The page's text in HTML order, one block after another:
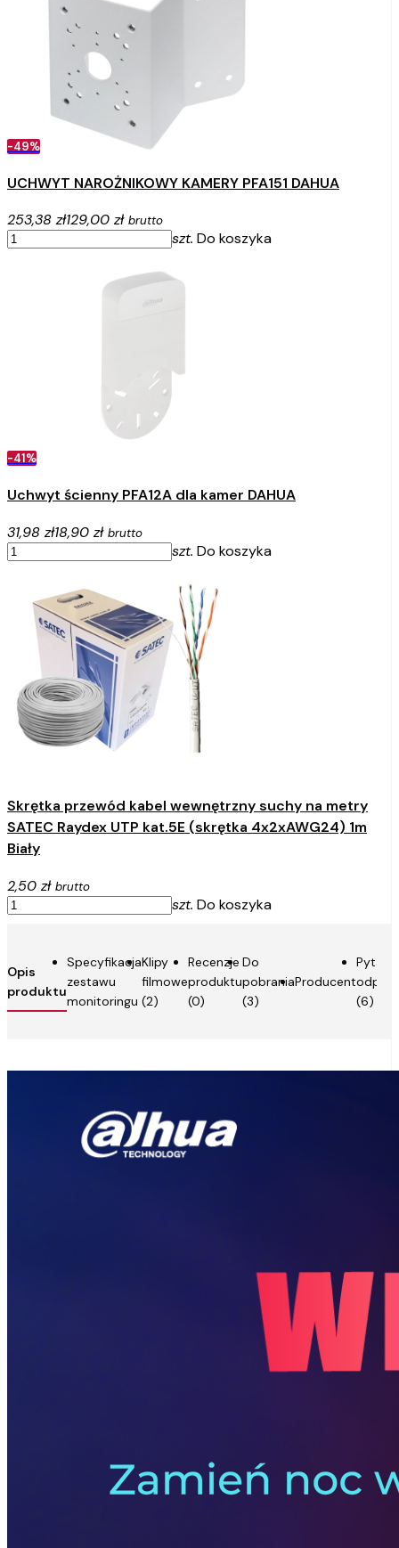
-49%
UCHWYT NAROŻNIKOWY KAMERY PFA151 DAHUA
253,38 zł129,00 zł brutto
szt. Do koszyka
-41%
Uchwyt ścienny PFA12A dla kamer DAHUA
31,98 zł18,90 zł brutto
szt. Do koszyka
Skrętka przewód kabel wewnętrzny suchy na metry
SATEC Raydex UTP kat.5E (skrętka 4x2xAWG24) 1m
Biały
2,50 zł brutto
szt. Do koszyka
Opis
produktu
Do
pobrania
(3)
Specyfikacja
zestawu
monitoringu
Producent
Klipy
filmowe
(2)
(6)
Recenzje
produktu
(0)